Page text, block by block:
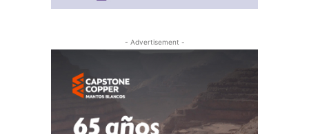
- Advertisement -